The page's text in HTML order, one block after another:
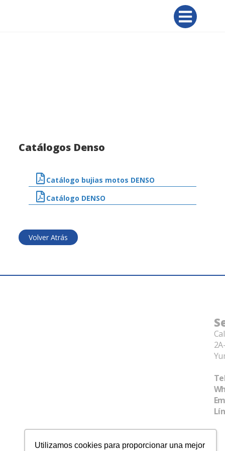
Utilizamos cookies para proporcionar una mejor
Catálogos Denso
Catálogo bujias motos DENSO
Catálogo DENSO
Volver Atrás